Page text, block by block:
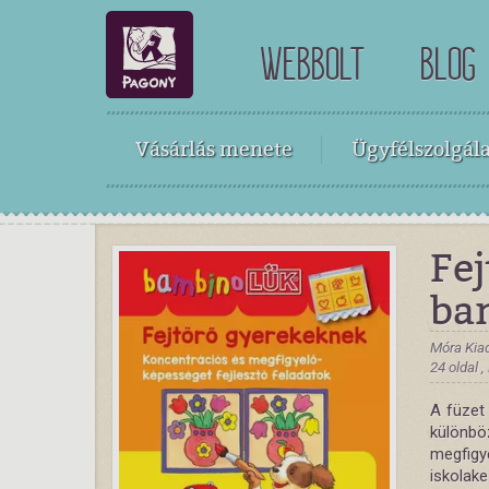
WEBBOLT BLOG
Vásárlás menete
Móra
24 oldal
A füzet